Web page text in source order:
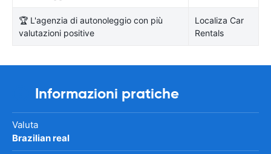
🏆 L'agenzia di autonoleggio con più
valutazioni positive
Localiza Car
Rentals
Informazioni pratiche
Valuta
Brazilian real